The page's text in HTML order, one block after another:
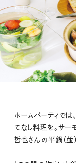
ホームパーティでは
てなし料理を。サー
哲也さんの平鍋（並